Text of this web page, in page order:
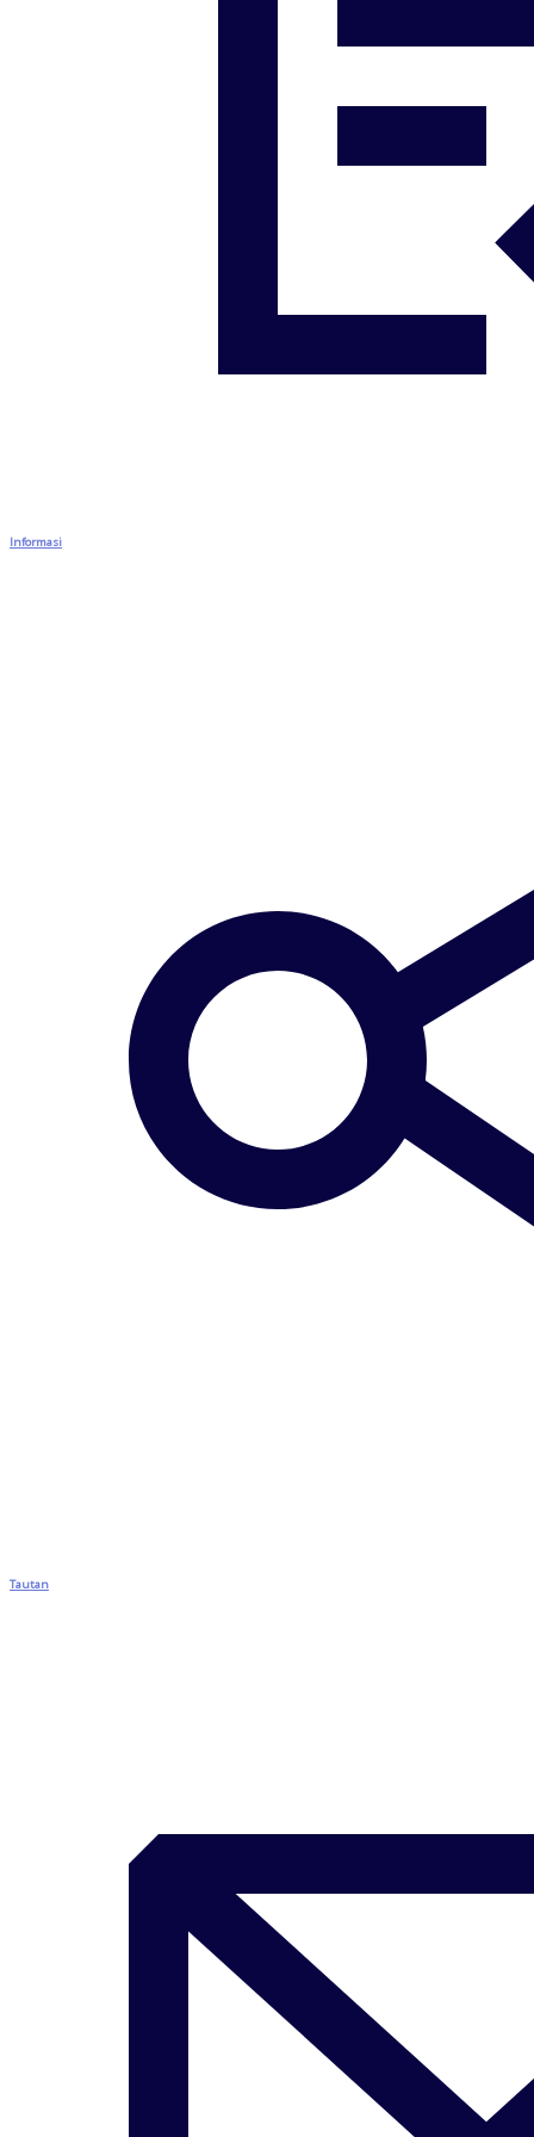
Informasi
Tautan